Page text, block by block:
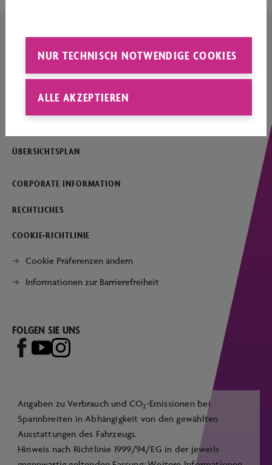
KONTAKT
SERVICE
ÜBERSICHTSPLAN
CORPORATE INFORMATION
RECHTLICHES
COOKIE-RICHTLINIE
Cookie Präferenzen ändern
Informationen zur Barrierefreiheit
FOLGEN SIE UNS
Angaben zu Verbrauch und CO2-Emissionen bei
Spannbreiten in Abhängigkeit von den gewählten
Ausstattungen des Fahrzeugs.
Hinweis nach Richtlinie 1999/94/EG in der jeweils
NUR TECHNISCH NOTWENDIGE COOKIES
ALLE AKZEPTIEREN